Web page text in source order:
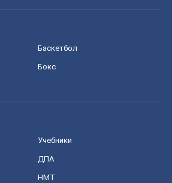
Баскетбол
Бокс
Учебники
ДПА
НМТ